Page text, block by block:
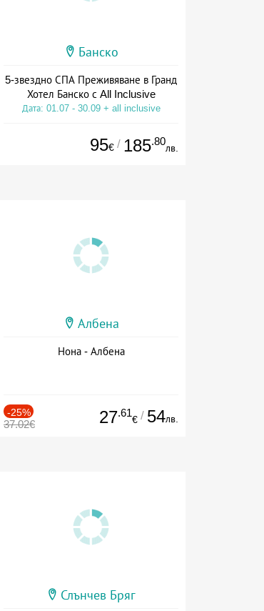
Банско
5-звездно СПА Преживяване в Гранд
Хотел Банско с All Inclusive
Дата: 01.07 - 30.09 + all inclusive
95€ / 185.80
лв.
Албена
Нона - Албена
-25%
37.02€ 27.61
€ / 54лв.
Слънчев Бряг